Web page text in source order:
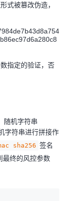
式被篡改伪造，
指定的验证，否
随机字符串
字符串进行拼接作
sha256 签名
最终的风控参数